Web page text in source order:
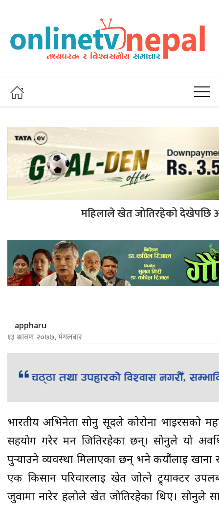
महिलाले खेत जोतिरहेको देखेपछि
appharu
१३ श्रावण २०७७, मंगलबार
भारतीय अभिनेता सोनु सूदले कोरोना भाइरसको
सहयोग गरेर मन जितिरहेका छन्। सोनुले यो
पुर्‍याउने व्यवस्था मिलाएका छन् भने कयौंलाई खाना
एक किसान परिवारलाई खेत जोत्ने ट्र्याक्टर
जुवामा नारेर हलोले खेत जोतिरहेका थिए। सोनुले